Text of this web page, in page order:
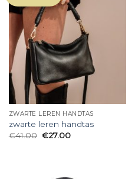
ZWARTE LEREN HANDTAS
zwarte leren handtas
€41.00 €27.00